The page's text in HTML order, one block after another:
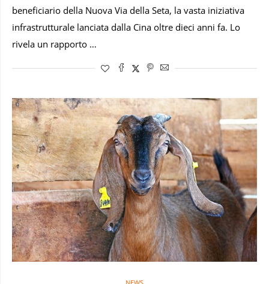
beneficiario della Nuova Via della Seta, la vasta iniziativa
infrastrutturale lanciata dalla Cina oltre dieci anni fa. Lo
rivela un rapporto …